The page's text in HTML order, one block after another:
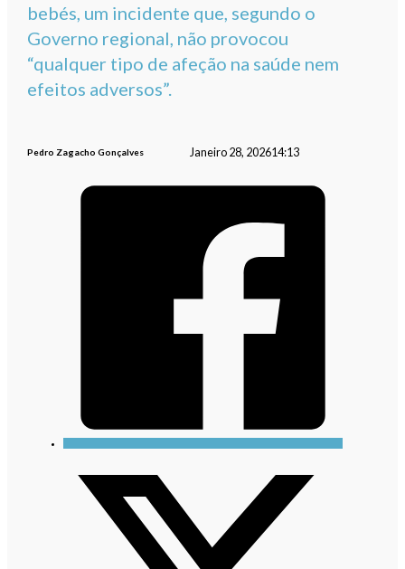
bebés, um incidente que, segundo o
Governo regional, não provocou
“qualquer tipo de afeção na saúde nem
efeitos adversos”.
Pedro Zagacho Gonçalves Janeiro 28, 202614:13